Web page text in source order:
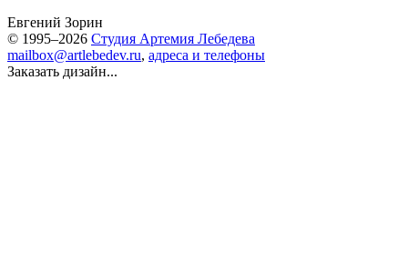
Евгений Зорин
© 1995–2026 Студия Артемия Лебедева
mailbox@artlebedev.ru, адреса и телефоны
Заказать дизайн...